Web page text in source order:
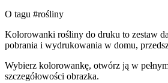
O tagu #rośliny
Kolorowanki rośliny do druku to zestaw
pobrania i wydrukowania w domu,
Wybierz kolorowankę, otwórz ją w
szczegółowości obrazka.